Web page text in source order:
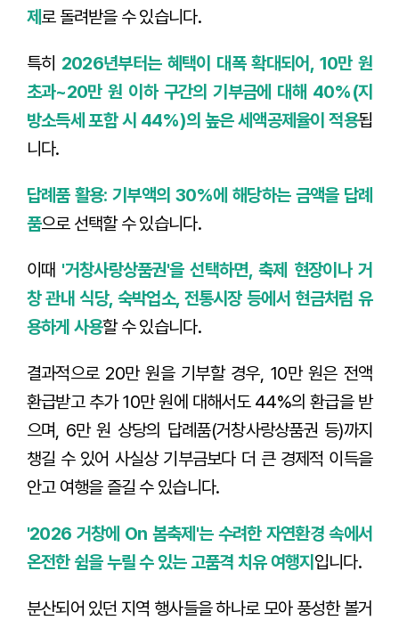
제로 돌려받을 수 있습니다.
특히 2026년부터는 혜택이 대폭 확대되어, 10만 원
초과~20만 원 이하 구간의 기부금에 대해 40%(지
방소득세 포함 시 44%)의 높은 세액공제율이 적용됩
니다.
답례품 활용: 기부액의 30%에 해당하는 금액을 답례
품으로 선택할 수 있습니다.
이때 '거창사랑상품권'을 선택하면, 축제 현장이나 거
창 관내 식당, 숙박업소, 전통시장 등에서 현금처럼 유
용하게 사용할 수 있습니다.
결과적으로 20만 원을 기부할 경우, 10만 원은 전액
환급받고 추가 10만 원에 대해서도 44%의 환급을 받
으며, 6만 원 상당의 답례품(거창사랑상품권 등)까지
챙길 수 있어 사실상 기부금보다 더 큰 경제적 이득을
안고 여행을 즐길 수 있습니다.
'2026 거창에 On 봄축제'는 수려한 자연환경 속에서
온전한 쉼을 누릴 수 있는 고품격 치유 여행지 입니다.
분산되어 있던 지역 행사들을 하나로 모아 풍성한 볼거